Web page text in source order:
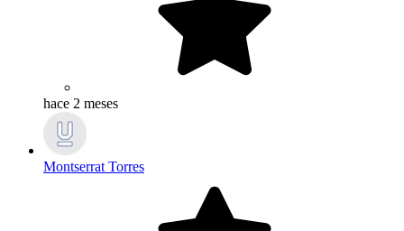
hace 2 meses
Montserrat Torres